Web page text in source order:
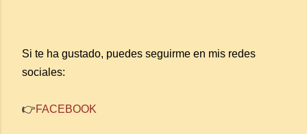
Si te ha gustado, puedes seguirme en mis redes
sociales:
👉FACEBOOK